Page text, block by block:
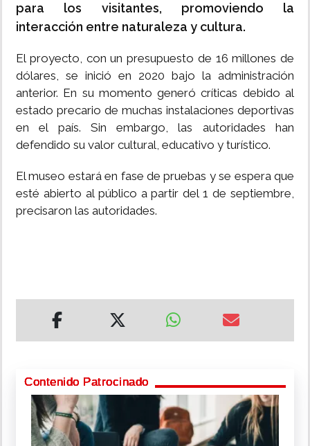
para los visitantes, promoviendo la
interacción entre naturaleza y cultura.
El proyecto, con un presupuesto de 16 millones de
dólares, se inició en 2020 bajo la administración
anterior. En su momento generó críticas debido al
estado precario de muchas instalaciones deportivas
en el país. Sin embargo, las autoridades han
defendido su valor cultural, educativo y turístico.
El museo estará en fase de pruebas y se espera que
esté abierto al público a partir del 1 de septiembre,
precisaron las autoridades.
Contenido Patrocinado